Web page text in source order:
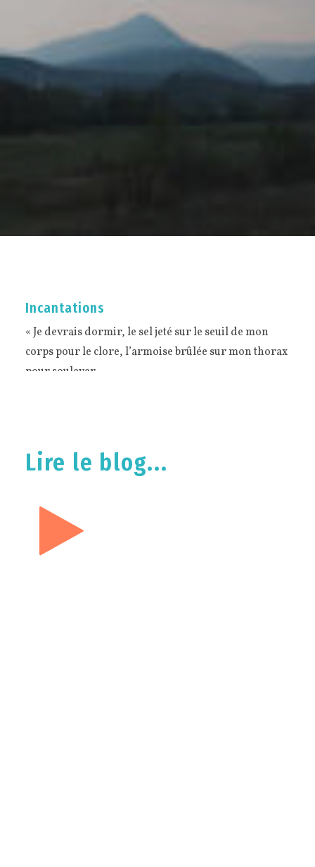
Incantations
« Je devrais dormir, le sel jeté sur le seuil de mon
corps pour le clore, l’armoise brûlée sur mon thorax
pour soulever…
Lire le blog...